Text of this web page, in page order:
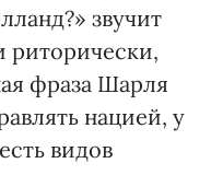
звучит
риторически,
фраза Шарля
нацией, у
видов